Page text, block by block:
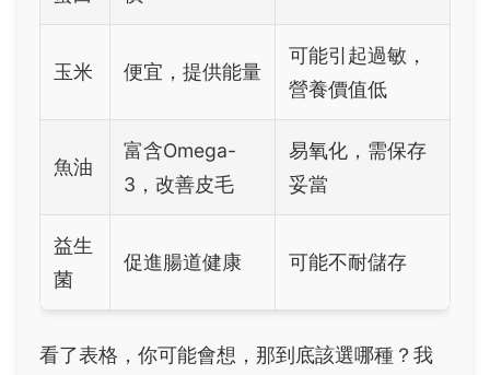
玉米 便宜，提供能量
可能引起過敏，
營養價值低
魚油
富含Omega-
3，改善皮毛
易氧化，需保存
妥當
益生
菌
促進腸道健康 可能不耐儲存
看了表格，你可能會想，那到底該選哪種？我